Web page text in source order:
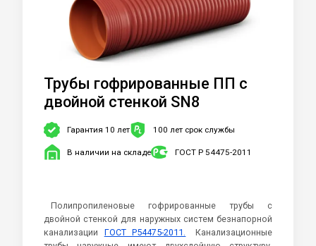
Трубы гофрированные ПП c
двойной стенкой SN8
Гарантия 10 лет 100 лет срок службы
В наличии на складе ГОСТ Р 54475-2011
Полипропиленовые гофрированные трубы с
двойной стенкой для наружных систем безнапорной
канализации ГОСТ Р54475-2011.
Канализационные